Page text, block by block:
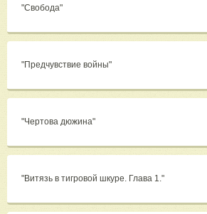
"Свобода"
"Предчувствие войны"
"Чертова дюжина"
"Витязь в тигровой шкуре. Глава 1."